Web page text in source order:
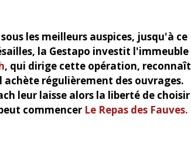
les meilleurs auspices, jusqu'à ce
la Gestapo investit l'immeuble
, qui dirige cette opération, reconnaît
régulièrement des ouvrages.
leur laisse alors la liberté de choisir
commencer Le Repas des Fauves.